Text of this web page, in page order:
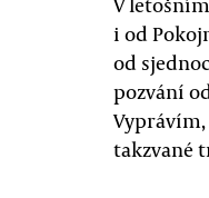
i od
od
pozvání
Vyprávím,
takzvané